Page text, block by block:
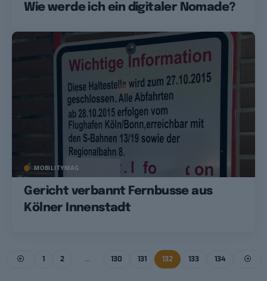
Wie werde ich ein digitaler Nomade?
MOBILITYMAG
Gericht verbannt Fernbusse aus
Kölner Innenstadt
1 2 … 130 131 132 133 134